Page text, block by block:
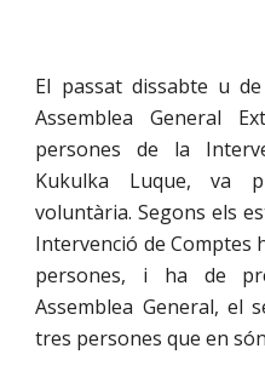
El passat dissabte u
Assemblea General
persones de la
Kukulka Luque,va
voluntària. Segons els
Intervenció de Comptes
persones, i ha de
Assemblea General, el
tres persones que en